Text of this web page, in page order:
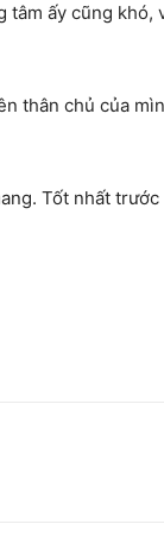
ấy cũng khó,
thân chủ của
Tốt nhất